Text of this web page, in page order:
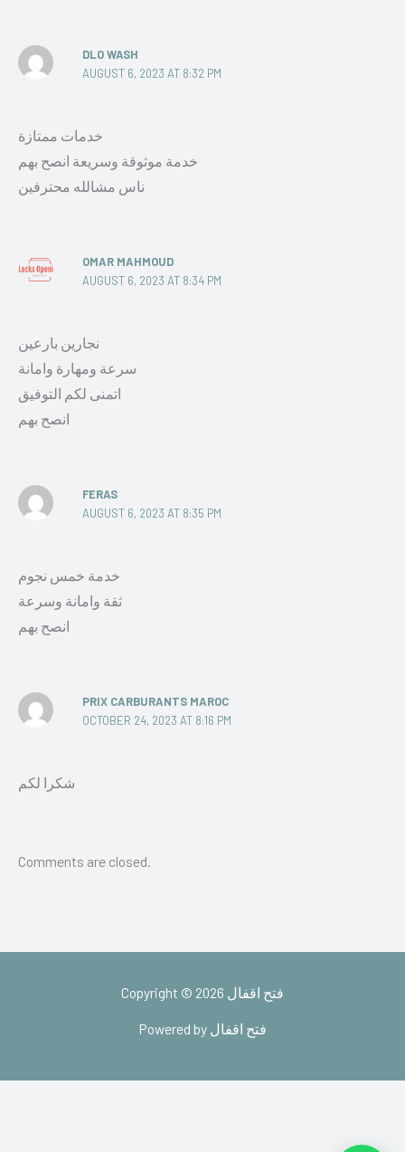
DLO WASH
AUGUST 6, 2023 AT 8:32 PM
خدمات ممتازة
خدمة موثوقة وسريعة انصح بهم
ناس مشالله محترفين
OMAR MAHMOUD
AUGUST 6, 2023 AT 8:34 PM
نجارين بارعين
سرعة ومهارة وامانة
اتمنى لكم التوفيق
انصح بهم
FERAS
AUGUST 6, 2023 AT 8:35 PM
خدمة خمس نجوم
ثقة وامانة وسرعة
انصح بهم
PRIX CARBURANTS MAROC
OCTOBER 24, 2023 AT 8:16 PM
شكرا لكم
Comments are closed.
Copyright © 2026 فتح اقفال
Powered by فتح اقفال